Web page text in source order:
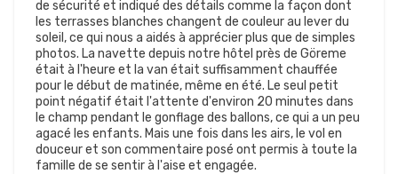
de sécurité et indiqué des détails comme la façon dont
les terrasses blanches changent de couleur au lever du
soleil, ce qui nous a aidés à apprécier plus que de simples
photos. La navette depuis notre hôtel près de Göreme
était à l'heure et la van était suffisamment chauffée
pour le début de matinée, même en été. Le seul petit
point négatif était l'attente d'environ 20 minutes dans
le champ pendant le gonflage des ballons, ce qui a un peu
agacé les enfants. Mais une fois dans les airs, le vol en
douceur et son commentaire posé ont permis à toute la
famille de se sentir à l'aise et engagée.